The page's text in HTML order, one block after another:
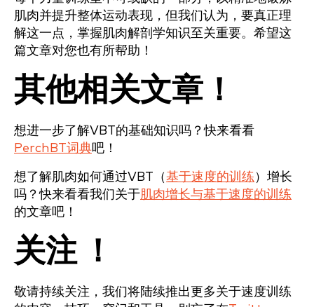
肌肉并提升整体运动表现，但我们认为，要真正理
解这一点，掌握肌肉解剖学知识至关重要。希望这
篇文章对您也有所帮助！
其他相关文章！
想进一步了解VBT的基础知识吗？快来看看
PerchBT词典吧！
想了解肌肉如何通过VBT（基于速度的训练 ）增长
吗？快来看看我们关于肌肉增长与基于速度的训练
的文章吧！
关注 ！
敬请持续关注，我们将陆续推出更多关于速度训练